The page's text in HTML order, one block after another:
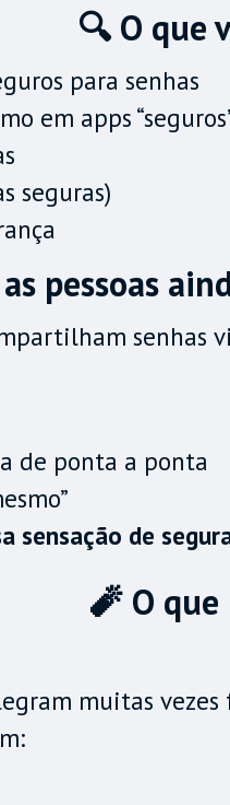
🔍 O que
para senhas
em apps
seguras)
pessoas
senhas
de ponta a ponta
sensação de
🧨 O
muitas